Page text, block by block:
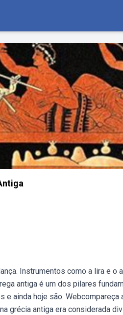
Instrumentos como a lira e o
antiga é um dos pilares
e ainda hoje são. Webcompareça
grécia antiga era considerada